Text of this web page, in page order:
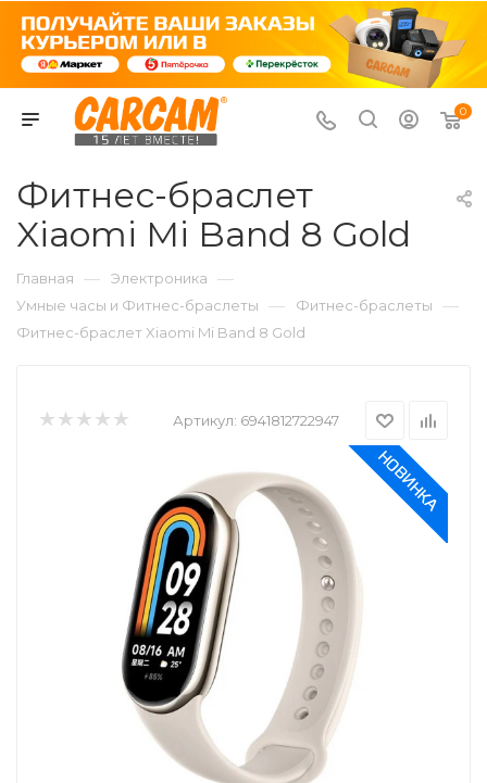
0
Фитнес-браслет
Xiaomi Mi Band 8 Gold
Главная — Электроника —
Умные часы и Фитнес-браслеты — Фитнес-браслеты —
Фитнес-браслет Xiaomi Mi Band 8 Gold
Артикул: 6941812722947